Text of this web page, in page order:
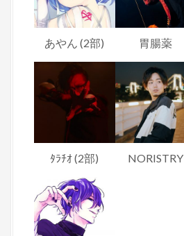
あやん (2部) 胃腸薬
ﾀﾗﾁｵ (2部) NORISTRY